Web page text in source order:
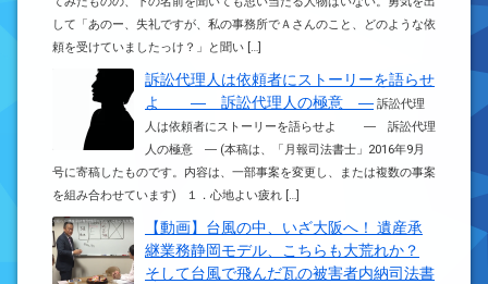
して「あのー、失礼ですが、私の事務所でＡさんのこと、どのような依
頼を受けていましたっけ？」と聞い […]
訴訟代理人は依頼者にストーリーを語らせ
よ ― 訴訟代理人の極意 ― 訴訟代理
人は依頼者にストーリーを語らせよ ― 訴訟代理
人の極意 ― (本稿は、「月報司法書士」2016年9月
号に寄稿したものです。内容は、一部事案を変更し、または複数の事案
を組み合わせています) １．心地よい疲れ […]
【動画】台風の中、いざ大阪へ！ 遺産承
継業務静岡モデル、こちらも大荒れか？
そして台風で飛んだ瓦の被害者内納司法書